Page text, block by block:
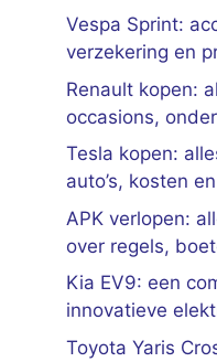
Vespa Sprint:
verzekering en
Renault kopen:
occasions,
Tesla kopen:
auto’s, kosten
APK verlopen:
over regels,
Kia EV9: een
innovatieve
Toyota Yaris